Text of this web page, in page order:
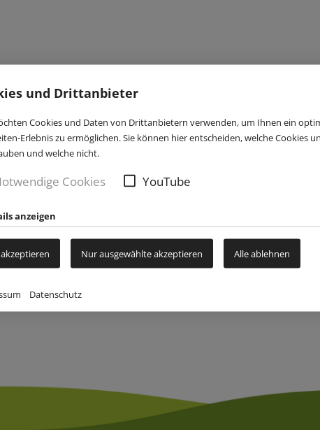
und Drittanbieter
Cookies und Daten von Drittanbietern verwenden, um Ihnen ein
Erlebnis zu ermöglichen. Sie können hier entscheiden, welche Cookies
und welche nicht.
Cookies YouTube
anzeigen
Nur ausgewählte akzeptieren Alle ablehnen
Datenschutz